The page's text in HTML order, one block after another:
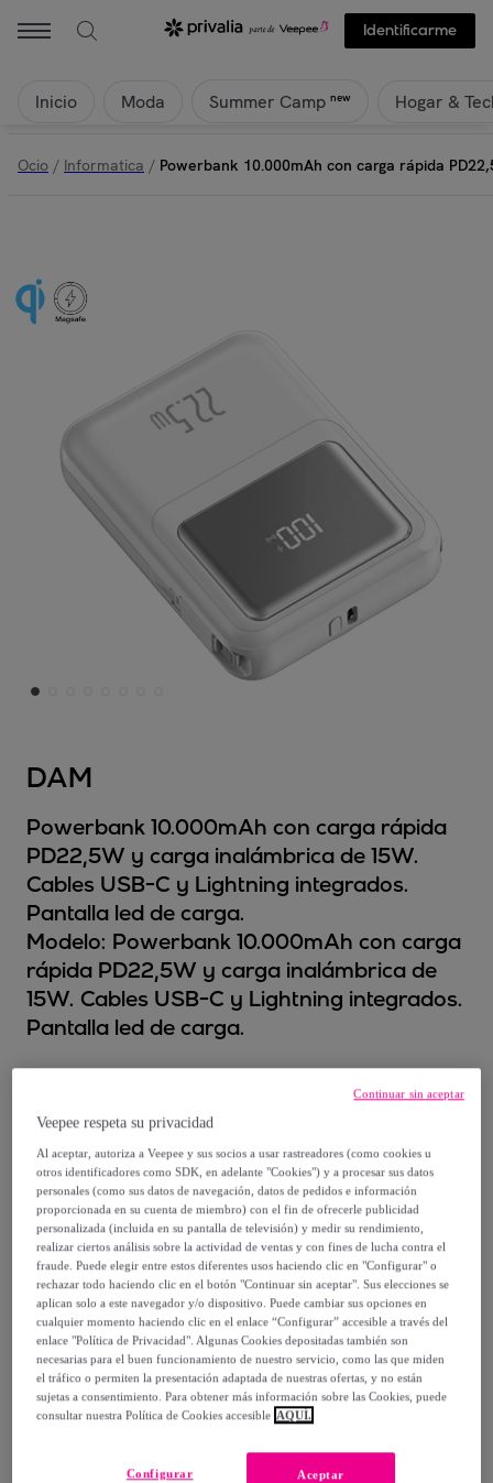
Identificarme
Inicio Moda Summer Camp new Hogar &
Ocio / Informatica / Powerbank 10.000mAh con carga rápida
DAM
Powerbank 10.000mAh con carga rápida
PD22,5W y carga inalámbrica de 15W.
Cables USB-C y Lightning integrados.
Pantalla led de carga.
Modelo: Powerbank 10.000mAh con carga
rápida PD22,5W y carga inalámbrica de
15W. Cables USB-C y Lightning integrados.
Pantalla led de carga.
119
-64%
Posible recogida de tu antiguo producto,ver condiciones
Vendido porEMPRENDIMIENTOS URBANOS
Entrega
Veepee respeta su privacidad
Al aceptar, autoriza a Veepee y sus socios a usar rastreadores (como cookies u
otros identificadores como SDK, en adelante "Cookies") y a procesar sus datos
personales (como sus datos de navegación, datos de pedidos e información
proporcionada en su cuenta de miembro) con el fin de ofrecerle publicidad
personalizada (incluida en su pantalla de televisión) y medir su rendimiento,
realizar ciertos análisis sobre la actividad de ventas y con fines de lucha contra el
fraude. Puede elegir entre estos diferentes usos haciendo clic en "Configurar" o
rechazar todo haciendo clic en el botón "Continuar sin aceptar". Sus elecciones se
aplican solo a este navegador y/o dispositivo. Puede cambiar sus opciones en
cualquier momento haciendo clic en el enlace “Configurar” accesible a través del
enlace "Política de Privacidad". Algunas Cookies depositadas también son
necesarias para el buen funcionamiento de nuestro servicio, como las que miden
el tráfico o permiten la presentación adaptada de nuestras ofertas, y no están
sujetas a consentimiento. Para obtener más información sobre las Cookies, puede
consultar nuestra Política de Cookies accesible AQUÍ.
Aceptar
Configurar
Continuar sin aceptar